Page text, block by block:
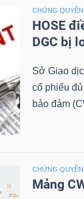
CHỨNG QUYỀN
HOSE
DGC bị
Sở Giao
cổ phiếu
bảo đảm
CHỨNG QUYỀN
Mảng